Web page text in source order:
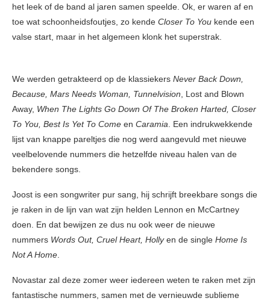
het leek of de band al jaren samen speelde. Ok, er waren af en
toe wat schoonheidsfoutjes, zo kende Closer To You kende een
valse start, maar in het algemeen klonk het superstrak.
We werden getrakteerd op de klassiekers Never Back Down,
Because, Mars Needs Woman, Tunnelvision, Lost and Blown
Away, When The Lights Go Down Of The Broken Harted, Closer
To You, Best Is Yet To Come en Caramia. Een indrukwekkende
lijst van knappe pareltjes die nog werd aangevuld met nieuwe
veelbelovende nummers die hetzelfde niveau halen van de
bekendere songs.
Joost is een songwriter pur sang, hij schrijft breekbare songs die
je raken in de lijn van wat zijn helden Lennon en McCartney
doen. En dat bewijzen ze dus nu ook weer de nieuwe
nummers Words Out, Cruel Heart, Hollyen de single Home Is
Not A Home.
Novastar zal deze zomer weer iedereen weten te raken met zijn
fantastische nummers, samen met de vernieuwde sublieme